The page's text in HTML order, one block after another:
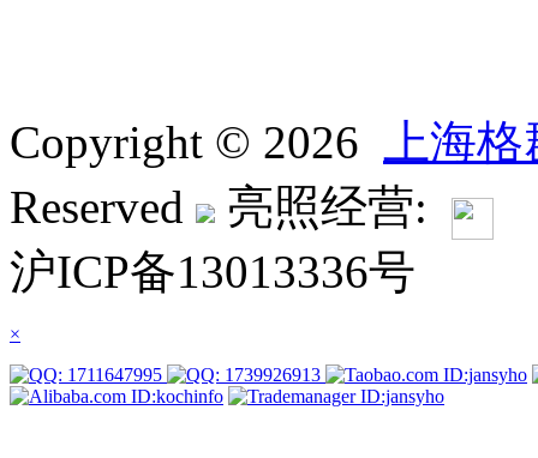
Copyright © 2026
上海
Reserved
亮照经营:
沪ICP备13013336号
×